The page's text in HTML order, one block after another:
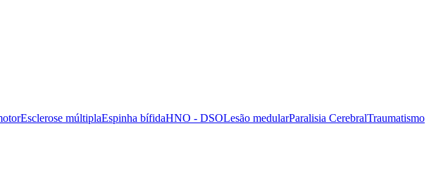
Esclerose múltiplaEspinha bífidaHNO - DSOLesão medularParalisia CerebralTraumatismo